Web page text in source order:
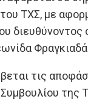
ΤΧΣ, με
διευθύνοντος
τις
της